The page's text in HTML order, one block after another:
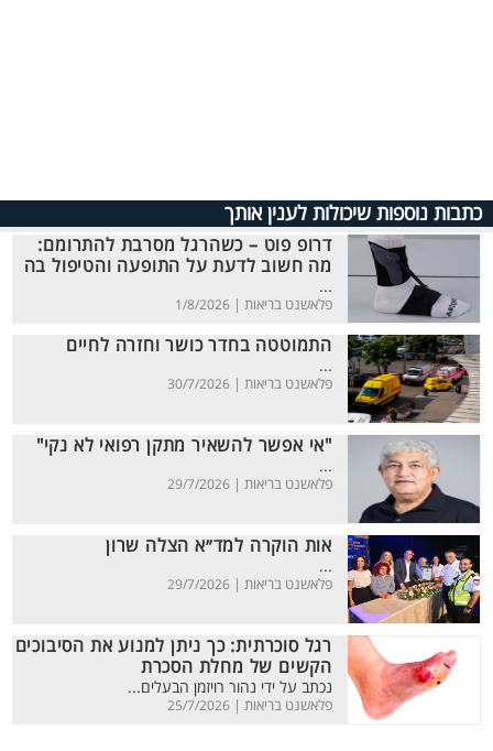
כתבות נוספות שיכולות לענין אותך
דרופ פוט – כשהרגל מסרבת להתרומם:
מה חשוב לדעת על התופעה והטיפול בה
...
פלאשנט בריאות | 1/8/2026
התמוטטה בחדר כושר וחזרה לחיים
...
פלאשנט בריאות | 30/7/2026
"אי אפשר להשאיר מתקן רפואי לא נקי"
...
פלאשנט בריאות | 29/7/2026
אות הוקרה למד״א הצלה שרון
...
פלאשנט בריאות | 29/7/2026
רגל סוכרתית: כך ניתן למנוע את הסיבוכים
הקשים של מחלת הסכרת
נכתב על ידי נהור רויזמן הבעלים...
פלאשנט בריאות | 25/7/2026